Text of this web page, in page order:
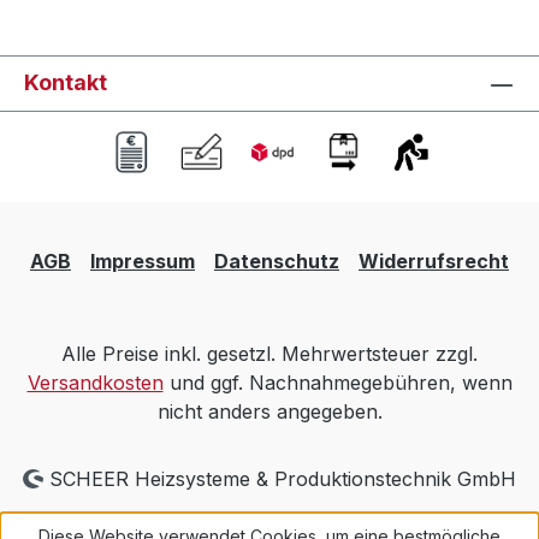
Kontakt
AGB Impressum Datenschutz Widerrufsrecht
Alle Preise inkl. gesetzl. Mehrwertsteuer zzgl.
Versandkostenund ggf. Nachnahmegebühren, wenn
nicht anders angegeben.
SCHEER Heizsysteme & Produktionstechnik GmbH